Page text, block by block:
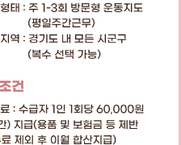
조직도
도회를 구성하고 있는
를 소개합니다.